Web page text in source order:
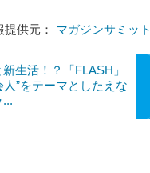
提供元： マガジンサミット
生活！？「FLASH」
人”をテーマとしたえな
...